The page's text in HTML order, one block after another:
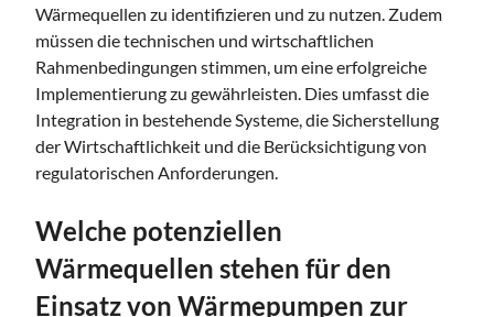
Wärmequellen zu identifizieren und zu nutzen. Zudem
müssen die technischen und wirtschaftlichen
Rahmenbedingungen stimmen, um eine erfolgreiche
Implementierung zu gewährleisten. Dies umfasst die
Integration in bestehende Systeme, die Sicherstellung
der Wirtschaftlichkeit und die Berücksichtigung von
regulatorischen Anforderungen.
Welche potenziellen
Wärmequellen stehen für den
Einsatz von Wärmepumpen zur